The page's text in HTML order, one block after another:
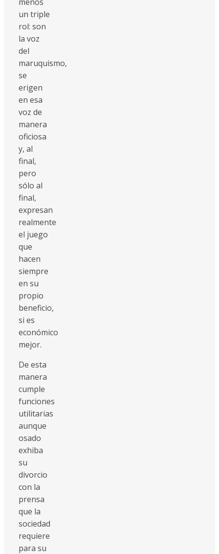
un triple
rol: son
la voz
del
maruquismo,
se
erigen
en esa
voz de
manera
oficiosa
y, al
final,
pero
sólo al
final,
expresan
realmente
el juego
que
hacen
siempre
en su
propio
beneficio,
si es
económico
mejor.
De esta
manera
cumple
funciones
utilitarias
aunque
osado
exhiba
su
divorcio
con la
prensa
que la
sociedad
requiere
para su